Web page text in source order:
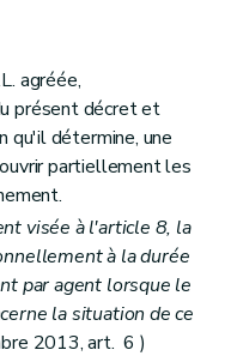
agréée,
présent décret et
qu'il détermine, une
partiellement les
visée à l'article 8, la
à la durée
par agent lorsque le
la situation de ce
2013, art. 6 )